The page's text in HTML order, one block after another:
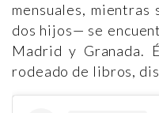
mensuales, mientras
dos hijos— se
Madrid y Granada.
rodeado de libros,